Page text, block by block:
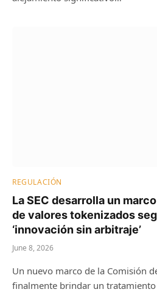
REGULACIÓN
La SEC desarrolla un
de valores tokenizados
‘innovación sin arbitraje’
June 8, 2026
Un nuevo marco de la Comisión
finalmente brindar un